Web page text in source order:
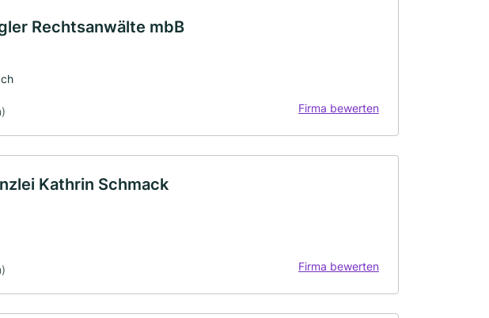
Rechtsanwälte mbB
Firma bewerten
Kathrin Schmack
Firma bewerten